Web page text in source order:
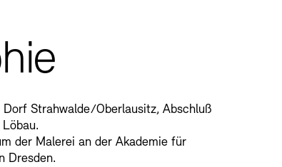
Strahwalde/Oberlausitz, Abschluß
der Malerei an der Akademie für
Dresden.